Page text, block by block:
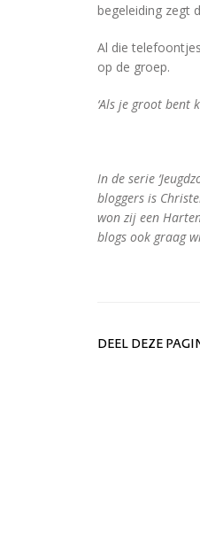
begeleiding zegt
Al die
op de groep.
‘Als je groot bent
In de serie
bloggers is
won zij een
blogs ook graag
DEEL DEZE